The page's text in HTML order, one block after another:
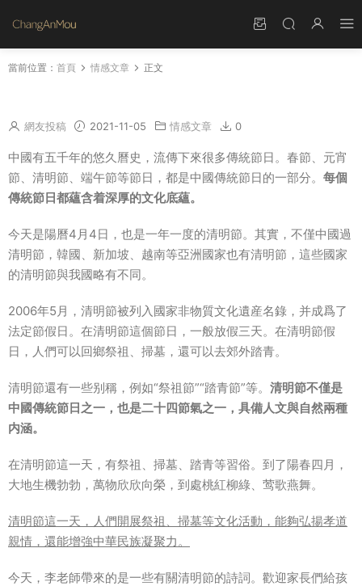
當前位置： 首頁 情感文章 正文
網友投稿 2021-11-05 情感文章 0
中國有五千年的悠久曆史，流傳下來很多傳統節日。春節、元宵
節、清明節、端午節等節日，都是中國傳統節日的一部分。 每個
傳統節日都蘊含着深厚的文化底蘊。
今天是陽曆4月4日，也是一年一度的清明節。其實，不僅中國過
清明節，韓國、新加坡、越南等亞洲國家也有清明節，這些國家
的清明節與我國略有不同。
2006年5月，清明節被列入國家非物質文化遺産名錄，并成爲了
法定節假日。在清明節這個節日，一般放假三天。在清明節假
日，人們可以回鄉祭祖、掃墓，還可以去郊外踏青。
清明節還有一些别稱，例如“祭祖節”“踏青節”等。 清明節不僅是
中國傳統節日之一，也是二十四節氣之一，具備人文與自然兩種
内涵。
在清明節這一天，有祭祖、掃墓、踏青等習俗。到了陽春四月，
大地生機勃勃，萬物欣欣向榮，到處桃紅柳綠、莺歌燕舞。
清明節這一天，人們開展祭祖、掃墓等文化活動，能夠弘揚孝道
親情，還能增強中華民族凝聚力。
今天，李老師帶來的是一些有關清明節的詩詞。歡迎家長們給孩